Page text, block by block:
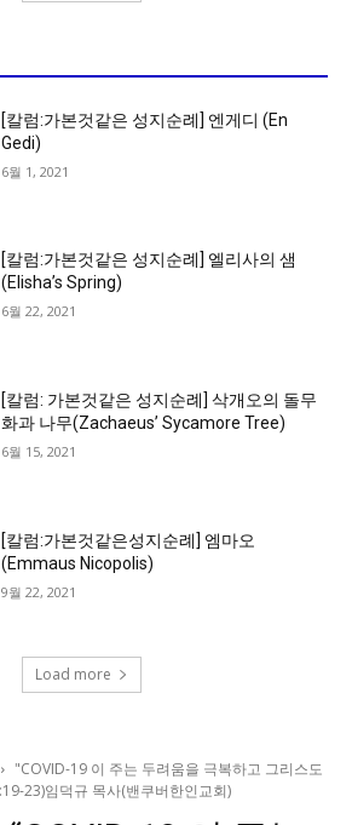
[칼럼:가본것같은 성지순례] 엔게디 (En
Gedi)
6월 1, 2021
[칼럼:가본것같은 성지순례] 엘리사의 샘
(Elisha’s Spring)
6월 22, 2021
[칼럼: 가본것같은 성지순례] 삭개오의 돌무
화과 나무(Zachaeus’ Sycamore Tree)
6월 15, 2021
[칼럼:가본것같은성지순례] 엠마오
(Emmaus Nicopolis)
9월 22, 2021
Load more